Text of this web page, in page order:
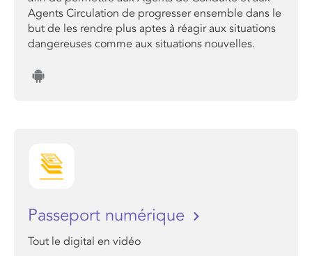
Agents Circulation de progresser ensemble dans le
but de les rendre plus aptes à réagir aux situations
dangereuses comme aux situations nouvelles.
Passeport numérique
Tout le digital en vidéo